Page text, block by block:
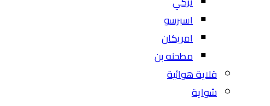
اسبرسو
امريكان
مطحنه بن
قلاية هوائية
شواية